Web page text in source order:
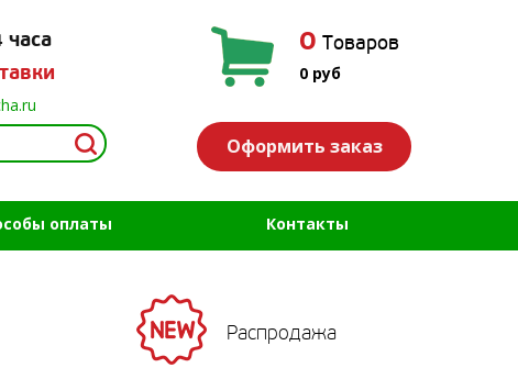
0 Товаров
0 руб
Оформить заказ
оплаты Контакты
Распродажа